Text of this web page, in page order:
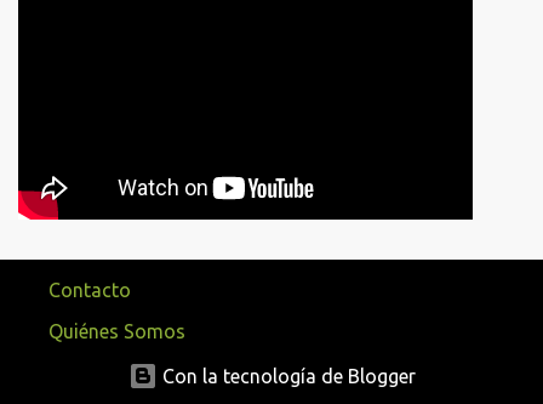
Contacto
Quiénes Somos
Con la tecnología de Blogger